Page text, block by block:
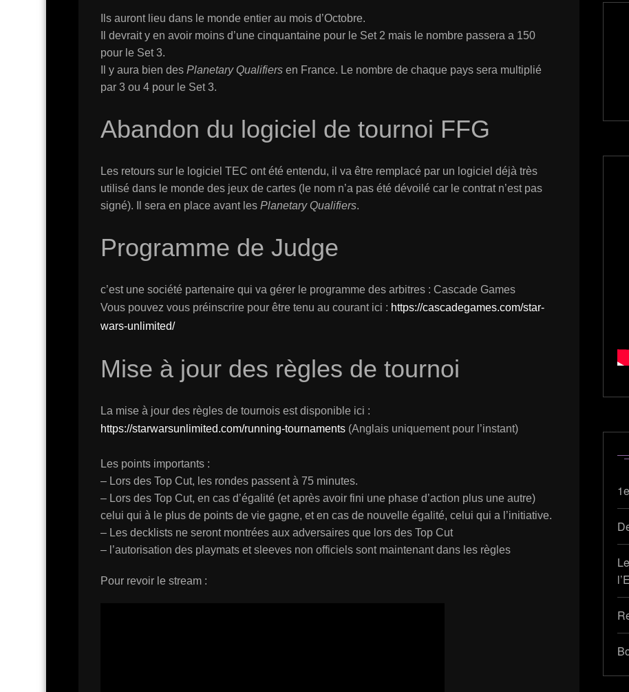
Ils auront lieu dans le monde entier au mois d’Octobre.
Il devrait y en avoir moins d’une cinquantaine pour le Set 2 mais le nombre passera a 150
pour le Set 3.
Il y aura bien des Planetary Qualifiers en France. Le nombre de chaque pays sera multiplié
par 3 ou 4 pour le Set 3.
Abandon du logiciel de tournoi FFG
Les retours sur le logiciel TEC ont été entendu, il va être remplacé par un logiciel déjà très
utilisé dans le monde des jeux de cartes (le nom n’a pas été dévoilé car le contrat n’est pas
signé). Il sera en place avant les Planetary Qualifiers.
Programme de Judge
c’est une société partenaire qui va gérer le programme des arbitres : Cascade Games
Vous pouvez vous préinscrire pour être tenu au courant ici : https://cascadegames.com/star-
wars-unlimited/
Mise à jour des règles de tournoi
La mise à jour des règles de tournois est disponible ici :
https://starwarsunlimited.com/running-tournaments (Anglais uniquement pour l’instant)
Les points importants :
– Lors des Top Cut, les rondes passent à 75 minutes.
– Lors des Top Cut, en cas d’égalité (et après avoir fini une phase d’action plus une autre)
celui qui à le plus de points de vie gagne, et en cas de nouvelle égalité, celui qui a l’initiative.
– Les decklists ne seront montrées aux adversaires que lors des Top Cut
– l’autorisation des playmats et sleeves non officiels sont maintenant dans les règles
Pour revoir le stream :